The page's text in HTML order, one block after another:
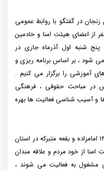
در گفتگو با روابط عمومی
گفت: دوره آموزشی برای ۱۵۰ نفر از اعضای هیئت امنا و خادمین
پنج شنبه اول آذرماه جاری در
شود ، بر اساس برنامه ریزی و
آموزشی را برگزار می کنیم .
در مباحث حقوقی ، فرهنگی
و آسیب شناسی فعالیت ها بهره
نزدیک ۱۵۰۰ مسجد و مکان مذهبی و ۱۳۲ امامزاده و بقعه متبرکه در استان
امنا از خود مردم و علاقه مندان
به فعالیت می شوند ،